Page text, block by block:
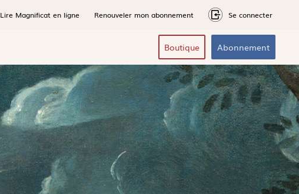
Lire Magnificat en ligne Renouveler mon abonnement Se connecter
Boutique Abonnement